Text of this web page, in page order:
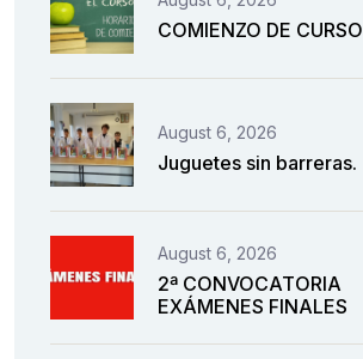
COMIENZO DE CURSO
August 6, 2026
Juguetes sin barreras.
August 6, 2026
2ª CONVOCATORIA
EXÁMENES FINALES